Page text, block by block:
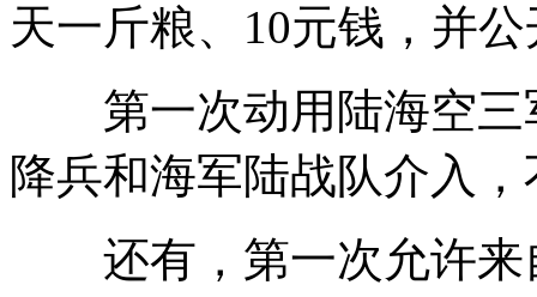
天一斤粮、10元钱，并
第一次动用陆海空三
降兵和海军陆战队介入
还有，第一次允许来